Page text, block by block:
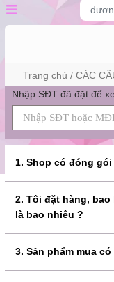
Skip
kiếm
sản
Trang chủ / CÁC
Nhập SĐT đã đặt để
1. Shop có đóng
2. Tôi đặt hàng,
là bao nhiêu ?
3. Sản phẩm mua